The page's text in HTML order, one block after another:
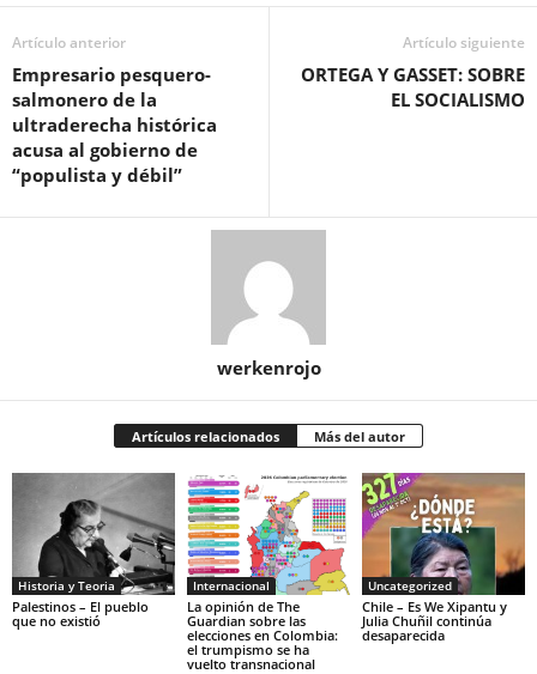
Artículo anterior
Empresario pesquero-
salmonero de la
ultraderecha histórica
acusa al gobierno de
“populista y débil”
Artículo siguiente
ORTEGA Y GASSET: SOBRE
EL SOCIALISMO
werkenrojo
Artículos relacionados Más del autor
Historia y Teoria
Palestinos – El pueblo
que no existió
Internacional
La opinión de The
Guardian sobre las
elecciones en Colombia:
el trumpismo se ha
vuelto transnacional
Uncategorized
Chile – Es We Xipantu y
Julia Chuñil continúa
desaparecida